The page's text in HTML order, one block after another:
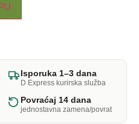
Isporuka 1–3 dana
D Express kurirska služba
Povraćaj 14 dana
jednostavna zamena/povrat